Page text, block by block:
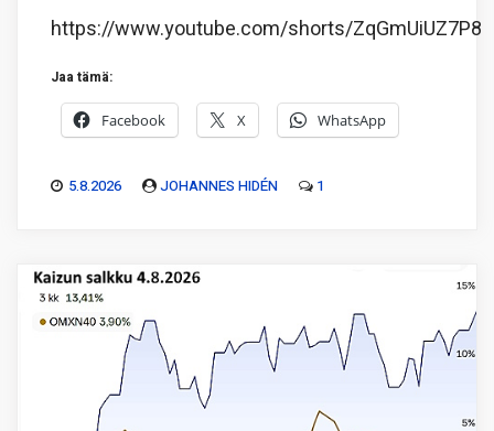
https://www.youtube.com/shorts/ZqGmUiUZ7P8
Jaa tämä:
Facebook X WhatsApp
5.8.2026 JOHANNES HIDÉN 1